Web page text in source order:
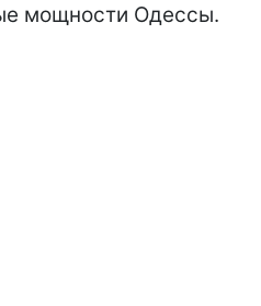
мощности Одессы.